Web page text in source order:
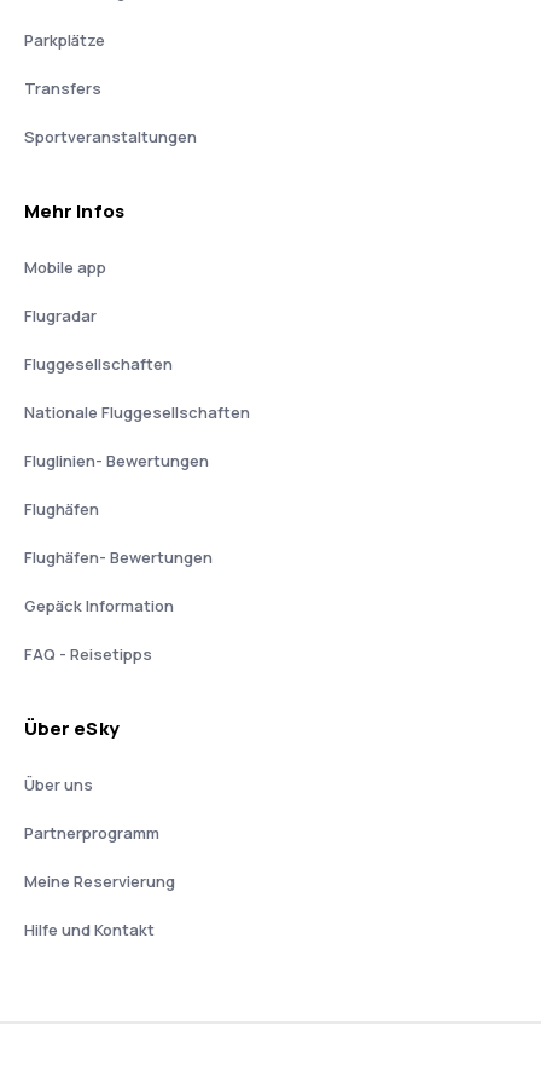
Parkplätze
Transfers
Sportveranstaltungen
Mehr Infos
Mobile app
Flugradar
Fluggesellschaften
Nationale Fluggesellschaften
Fluglinien- Bewertungen
Flughäfen
Flughäfen- Bewertungen
Gepäck Information
FAQ - Reisetipps
Über eSky
Über uns
Partnerprogramm
Meine Reservierung
Hilfe und Kontakt